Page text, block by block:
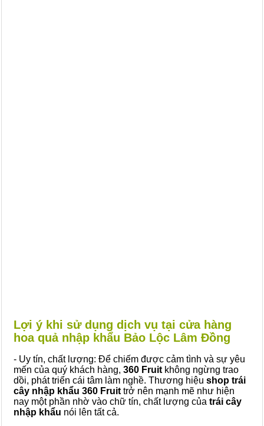
Lợi ý khi sử dụng dịch vụ tại cửa hàng
hoa quả nhập khẩu Bảo Lộc Lâm Đồng
- Uy tín, chất lượng: Để chiếm được cảm tình và sự yêu
mến của quý khách hàng, 360 Fruit không ngừng trao
dồi, phát triển cái tâm làm nghề. Thương hiệu shop trái
cây nhập khẩu 360 Fruit trở nên mạnh mẽ như hiện
nay một phần nhờ vào chữ tín, chất lượng của trái cây
nhập khẩu nói lên tất cả.